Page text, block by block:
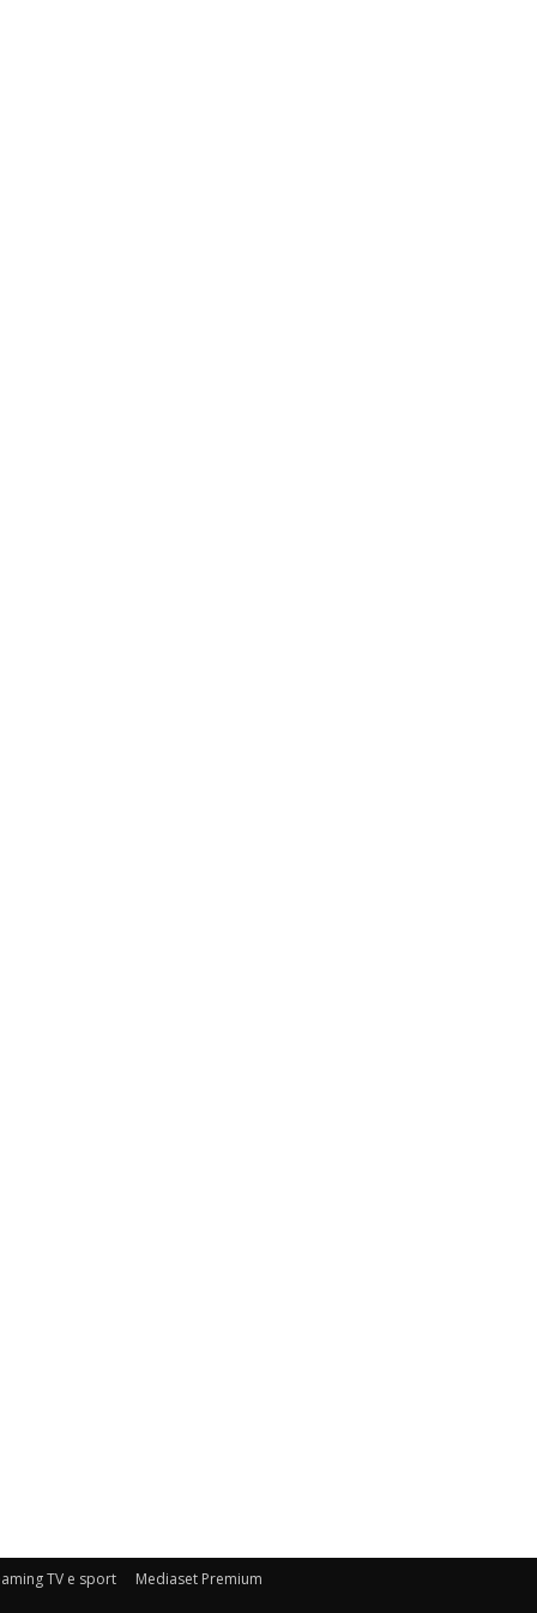
TV e sport
Mediaset Premium